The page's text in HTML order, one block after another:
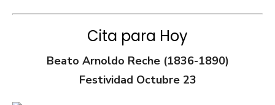
Cita para Hoy
Beato Arnoldo Reche (1836-1890)
Festividad Octubre 23